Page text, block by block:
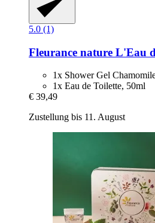
5.0 (1)
Fleurance nature L'Eau
1x Shower Gel
1x Eau de Toilette, 50ml
€ 39,49
Zustellung bis 11. August